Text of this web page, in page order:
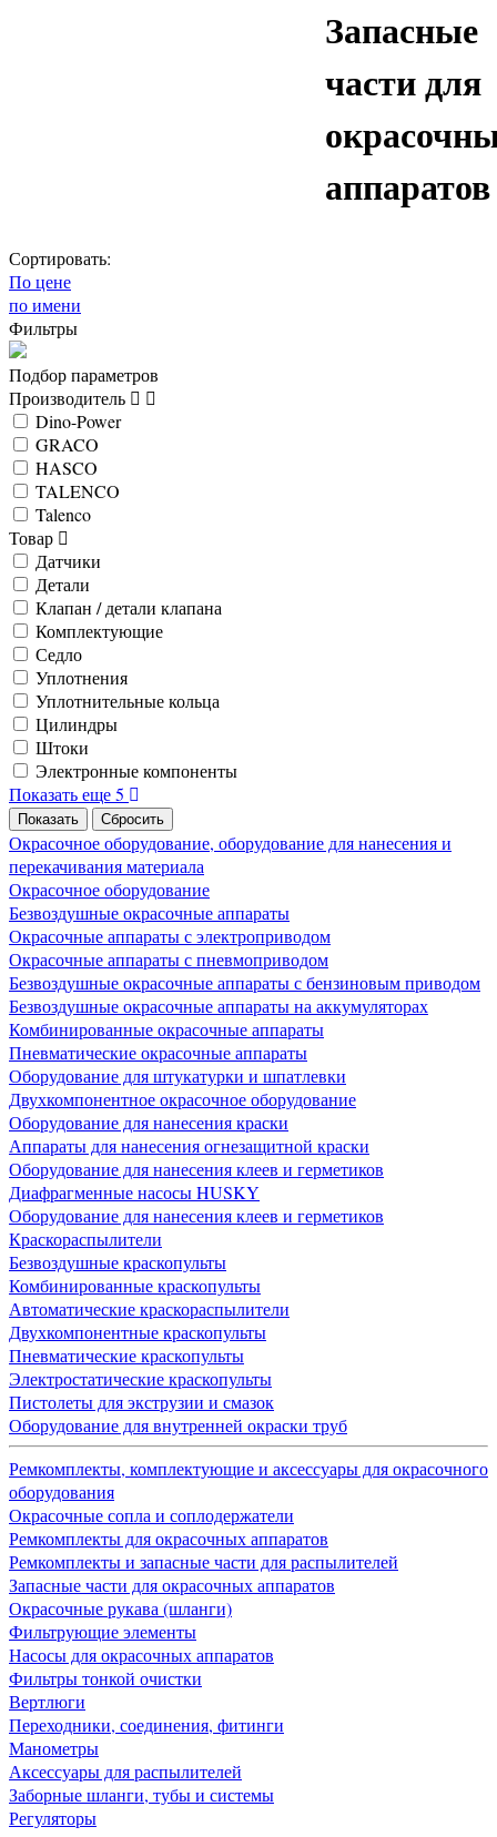
Запасные
части для
аппаратов
Сортировать:
По цене
по имени
Фильтры
Подбор параметров
Производитель
Dino-Power
GRACO
HASCO
TALENCO
Talenco
Товар
Датчики
Детали
Клапан / детали клапана
Комплектующие
Седло
Уплотнения
Уплотнительные кольца
Цилиндры
Штоки
Электронные компоненты
Показать еще 5
Окрасочное оборудование, оборудование для нанесения и
перекачивания материала
Окрасочное оборудование
Безвоздушные окрасочные аппараты
Окрасочные аппараты с электроприводом
Окрасочные аппараты с пневмоприводом
Безвоздушные окрасочные аппараты с бензиновым приводом
Безвоздушные окрасочные аппараты на аккумуляторах
Комбинированные окрасочные аппараты
Пневматические окрасочные аппараты
Оборудование для штукатурки и шпатлевки
Двухкомпонентное окрасочное оборудование
Оборудование для нанесения краски
Аппараты для нанесения огнезащитной краски
Оборудование для нанесения клеев и герметиков
Диафрагменные насосы HUSKY
Оборудование для нанесения клеев и герметиков
Краскораспылители
Безвоздушные краскопульты
Комбинированные краскопульты
Автоматические краскораспылители
Двухкомпонентные краскопульты
Пневматические краскопульты
Электростатические краскопульты
Пистолеты для экструзии и смазок
Оборудование для внутренней окраски труб
Ремкомплекты, комплектующие и аксессуары для окрасочного
оборудования
Окрасочные сопла и соплодержатели
Ремкомплекты для окрасочных аппаратов
Ремкомплекты и запасные части для распылителей
Запасные части для окрасочных аппаратов
Окрасочные рукава (шланги)
Фильтрующие элементы
Насосы для окрасочных аппаратов
Фильтры тонкой очистки
Вертлюги
Переходники, соединения, фитинги
Манометры
Аксессуары для распылителей
Заборные шланги, тубы и системы
Регуляторы